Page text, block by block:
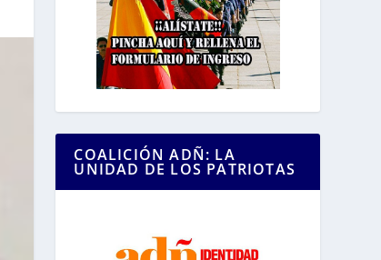
COALICIÓN ADÑ: LA
UNIDAD DE LOS PATRIOTAS